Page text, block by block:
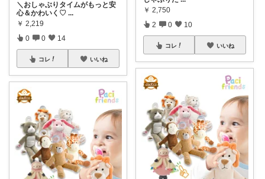
＼おしゃぶりタイムがもっと安
心＆かわいく♡ ...
￥ 2,219
0 0 14
コレ いいね
￥ 2,750
2 0 10
コレ いいね